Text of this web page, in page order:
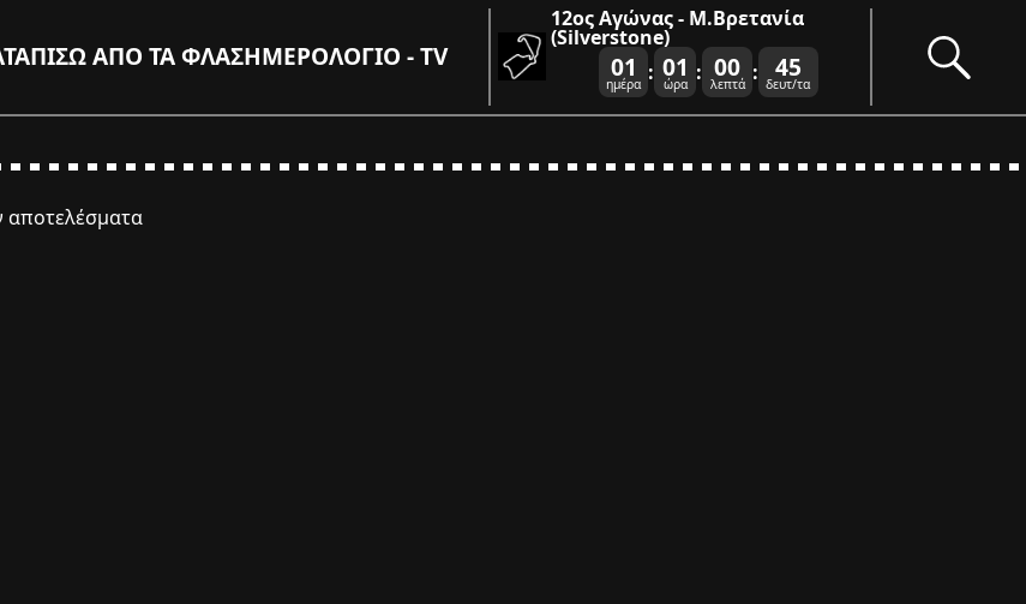
ΠΙΣΩ ΑΠΟ ΤΑ ΦΛΑΣΗΜΕΡΟΛΟΓΙΟ - TV
12ος Αγώνας - Μ.Βρετανία
(Silverstone)
01
ημέρα : 01
ώρα : 00
λεπτά : 44
δευτ/τα
αποτελέσματα